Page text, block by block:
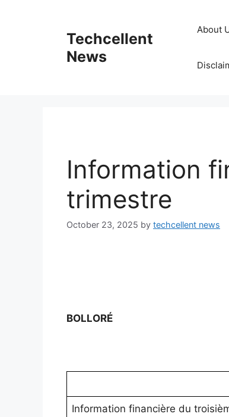
Techcellent
News
About
Information
trimestre
October 23, 2025 by techcellent news
BOLLORÉ
Information financière du